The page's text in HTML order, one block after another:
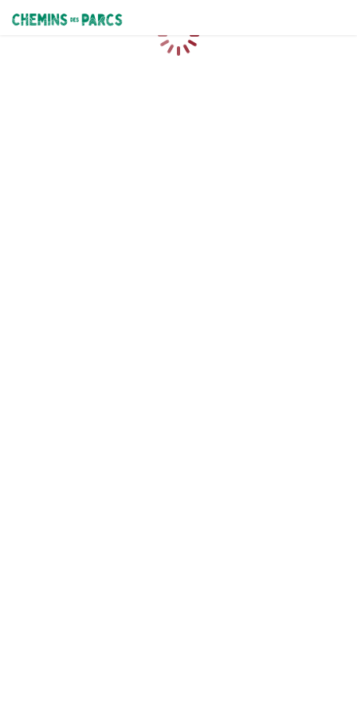
Chemins des Parcs
Chargement